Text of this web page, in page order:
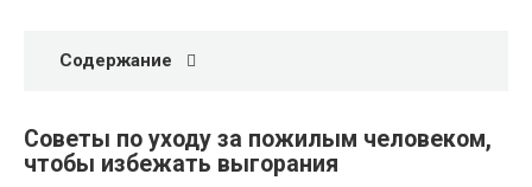
Содержание
Советы по уходу за пожилым человеком,
чтобы избежать выгорания